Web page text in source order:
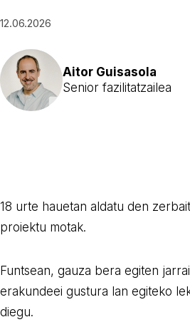
12.06.2026
Aitor Guisasola
Senior fazilitatzailea
18 urte hauetan aldatu den
proiektu motak.
Funtsean, gauza bera egiten
erakundeei gustura lan egiteko
diegu.